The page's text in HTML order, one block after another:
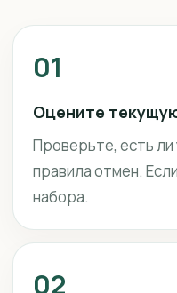
01
Оцените
Проверьте, есть ли
правила отмен.
набора.
02